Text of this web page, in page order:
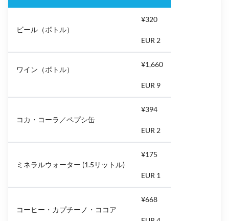
ビール（ボトル）
¥320
EUR 2
ワイン（ボトル）
¥1,660
EUR 9
コカ・コーラ／ペプシ缶
¥394
EUR 2
ミネラルウォーター (1.5リットル)
¥175
EUR 1
コーヒー・カプチーノ・ココア
¥668